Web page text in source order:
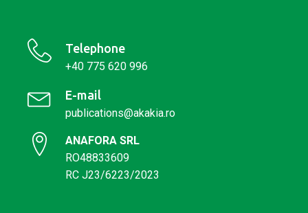
Telephone
+40 775 620 996
E-mail
publications@akakia.ro
ANAFORA SRL
RO48833609
RC J23/6223/2023